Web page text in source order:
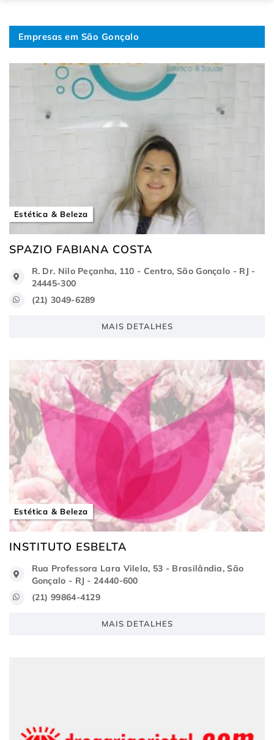
Empresas em São Gonçalo
Estética & Beleza
SPAZIO FABIANA COSTA
R. Dr. Nilo Peçanha, 110 - Centro, São Gonçalo - RJ -
24445-300
(21) 3049-6289
MAIS DETALHES
Estética & Beleza
INSTITUTO ESBELTA
Rua Professora Lara Vilela, 53 - Brasilândia, São
Gonçalo - RJ - 24440-600
(21) 99864-4129
MAIS DETALHES